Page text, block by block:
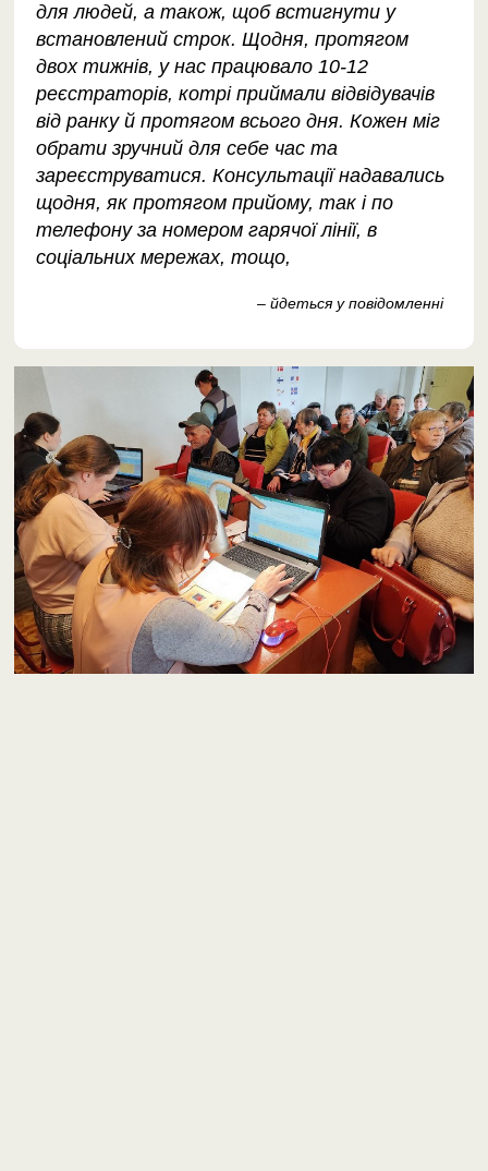
для людей, а також, щоб встигнути у
встановлений строк. Щодня, протягом
двох тижнів, у нас працювало 10-12
реєстраторів, котрі приймали відвідувачів
від ранку й протягом всього дня. Кожен міг
обрати зручний для себе час та
зареєструватися. Консультації надавались
щодня, як протягом прийому, так і по
телефону за номером гарячої лінії, в
соціальних мережах, тощо,
– йдеться у повідомленні